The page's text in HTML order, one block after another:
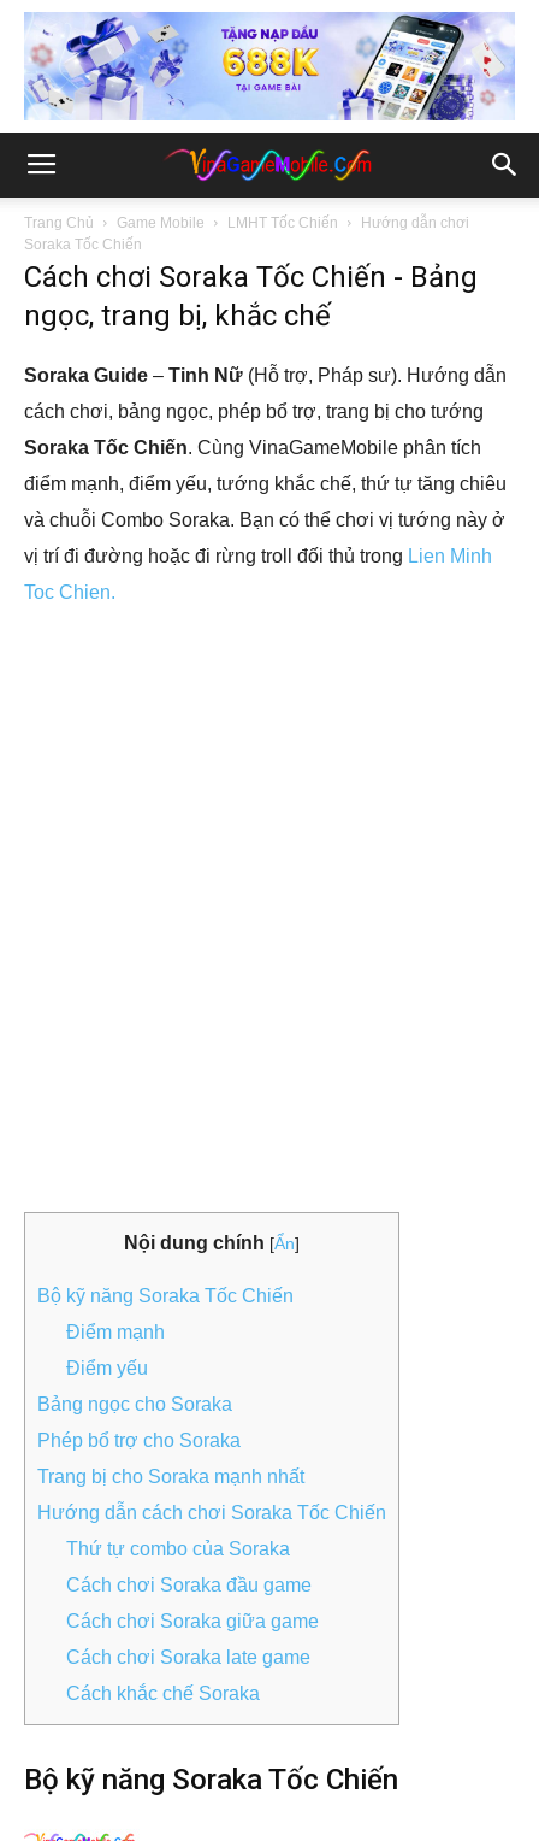
Trang Chủ Game Mobile LMHT Tốc Chiến
Hướng dẫn chơi
Soraka Tốc Chiến
Cách chơi Soraka Tốc Chiến - Bảng
ngọc, trang bị, khắc chế
Soraka Guide – Tinh Nữ (Hỗ trợ, Pháp sư). Hướng dẫn
cách chơi, bảng ngọc, phép bổ trợ, trang bị cho tướng
Soraka Tốc Chiến. Cùng VinaGameMobile phân tích
điểm mạnh, điểm yếu, tướng khắc chế, thứ tự tăng chiêu
và chuỗi Combo Soraka. Bạn có thể chơi vị tướng này ở
vị trí đi đường hoặc đi rừng troll đối thủ trong Lien Minh
Toc Chien.
Nội dung chính [Ẩn]
Bộ kỹ năng Soraka Tốc Chiến
Điểm mạnh
Điểm yếu
Bảng ngọc cho Soraka
Phép bổ trợ cho Soraka
Trang bị cho Soraka mạnh nhất
Hướng dẫn cách chơi Soraka Tốc Chiến
Thứ tự combo của Soraka
Cách chơi Soraka đầu game
Cách chơi Soraka giữa game
Cách chơi Soraka late game
Cách khắc chế Soraka
Bộ kỹ năng Soraka Tốc Chiến